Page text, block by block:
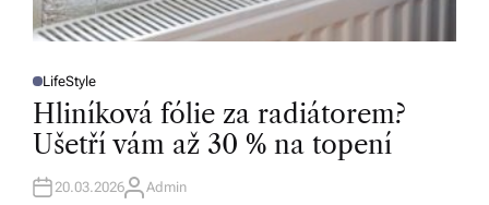
P
O
T
D
N
LifeStyle
Hliníková fólie za radiátorem?
Ušetří vám až 30 % na topení
20.03.2026A
Admin